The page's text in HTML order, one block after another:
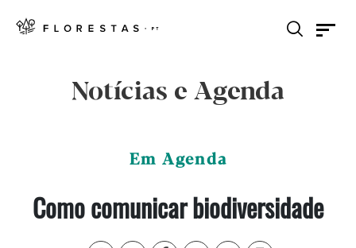
Notícias e Agenda
Em Agenda
Como comunicar biodiversidade